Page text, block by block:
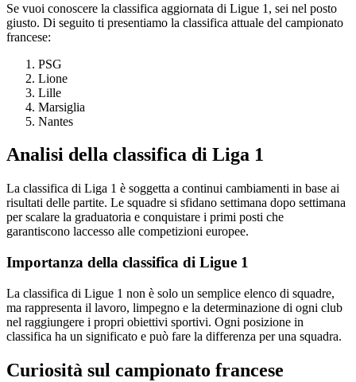
Se vuoi conoscere la classifica aggiornata di Ligue 1, sei nel posto
giusto. Di seguito ti presentiamo la classifica attuale del campionato
francese:
PSG
Lione
Lille
Marsiglia
Nantes
Analisi della classifica di Liga 1
La classifica di Liga 1 è soggetta a continui cambiamenti in base ai
risultati delle partite. Le squadre si sfidano settimana dopo settimana
per scalare la graduatoria e conquistare i primi posti che
garantiscono laccesso alle competizioni europee.
Importanza della classifica di Ligue 1
La classifica di Ligue 1 non è solo un semplice elenco di squadre,
ma rappresenta il lavoro, limpegno e la determinazione di ogni club
nel raggiungere i propri obiettivi sportivi. Ogni posizione in
classifica ha un significato e può fare la differenza per una squadra.
Curiosità sul campionato francese